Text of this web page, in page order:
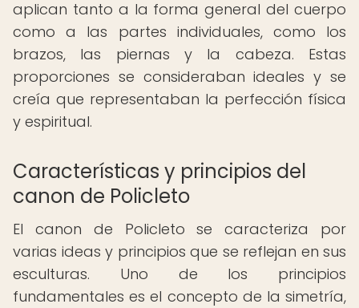
aplican tanto a la forma general del cuerpo
como a las partes individuales, como los
brazos, las piernas y la cabeza. Estas
proporciones se consideraban ideales y se
creía que representaban la perfección física
y espiritual.
Características y principios del
canon de Policleto
El canon de Policleto se caracteriza por
varias ideas y principios que se reflejan en sus
esculturas. Uno de los principios
fundamentales es el concepto de la simetría,